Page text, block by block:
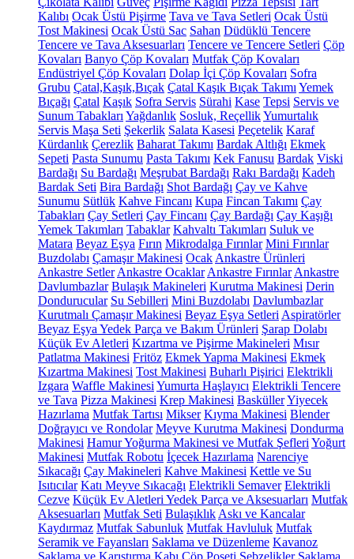
Kalıbı Ocak Üstü Pişirme Tava ve Tava Setleri Ocak Üstü
Tost Makinesi Ocak Üstü Sac Sahan Düdüklü Tencere
Tencere ve Tava Aksesuarları Tencere ve Tencere Setleri Çöp
Kovaları Banyo Çöp Kovaları Mutfak Çöp Kovaları
Endüstriyel Çöp Kovaları Dolap İçi Çöp Kovaları Sofra
Grubu Çatal,Kaşık,Bıçak Çatal Kaşık Bıçak Takımı Yemek
Bıçağı Çatal Kaşık Sofra Servis Sürahi Kase Tepsi Servis ve
Sunum Tabakları Yağdanlık Sosluk, ReçellikYumurtalık
Servis Maşa Seti Şekerlik Salata Kasesi Peçetelik Karaf
Kürdanlık Çerezlik Baharat Takımı Bardak Altlığı Ekmek
Sepeti Pasta Sunumu Pasta Takımı Kek Fanusu Bardak Viski
Bardağı Su Bardağı Meşrubat Bardağı Rakı Bardağı Kadeh
Bardak Seti Bira Bardağı Shot Bardağı Çay ve Kahve
Sunumu Sütlük Kahve Fincanı Kupa Fincan Takımı Çay
Tabakları Çay Setleri Çay Fincanı Çay Bardağı Çay Kaşığı
Yemek Takımları Tabaklar Kahvaltı Takımları Suluk ve
Matara Beyaz Eşya Fırın Mikrodalga Fırınlar Mini Fırınlar
Buzdolabı Çamaşır Makinesi Ocak Ankastre Ürünleri
Ankastre Setler Ankastre Ocaklar Ankastre Fırınlar Ankastre
Davlumbazlar Bulaşık Makineleri Kurutma Makinesi Derin
Dondurucular Su Sebilleri Mini Buzdolabı Davlumbazlar
Kurutmalı Çamaşır Makinesi Beyaz Eşya Setleri Aspiratörler
Beyaz Eşya Yedek Parça ve Bakım Ürünleri Şarap Dolabı
Küçük Ev Aletleri Kızartma ve Pişirme Makineleri Mısır
Patlatma Makinesi Fritöz Ekmek Yapma Makinesi Ekmek
Kızartma Makinesi Tost Makinesi Buharlı Pişirici Elektrikli
Izgara Waffle Makinesi Yumurta Haşlayıcı Elektrikli Tencere
ve Tava Pizza Makinesi Krep Makinesi BasküllerYiyecek
Hazırlama Mutfak Tartısı Mikser Kıyma Makinesi Blender
Doğrayıcı ve Rondolar Meyve Kurutma Makinesi Dondurma
Makinesi Hamur Yoğurma Makinesi ve Mutfak Şefleri Yoğurt
Makinesi Mutfak Robotu İçecek Hazırlama Narenciye
Sıkacağı Çay Makineleri Kahve Makinesi Kettle ve Su
Isıtıcılar Katı Meyve Sıkacağı Elektrikli Semaver Elektrikli
Cezve Küçük Ev Aletleri Yedek Parça ve Aksesuarları Mutfak
Aksesuarları Mutfak Seti Bulaşıklık Askı ve Kancalar
Kaydırmaz Mutfak Sabunluk Mutfak Havluluk Mutfak
Seramik ve Fayansları Saklama ve Düzenleme Kavanoz
Saklama ve Karıştırma Kabı Çöp Poşeti Sebzelikler Saklama